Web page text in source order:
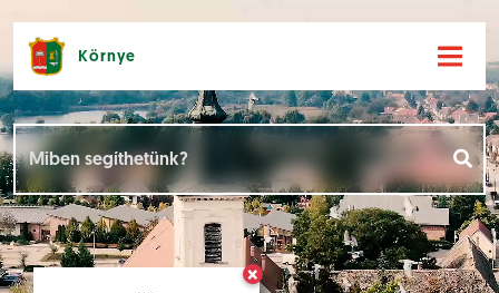
×
Környe
Hírek [ ]
Események []